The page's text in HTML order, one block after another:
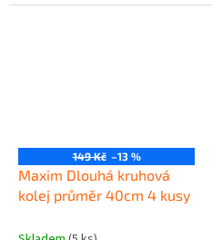
jakémkoliv směru. Dají se použít
149 Kč –13 %
Maxim Dlouhá kruhová
kolej průměr 40cm 4 kusy